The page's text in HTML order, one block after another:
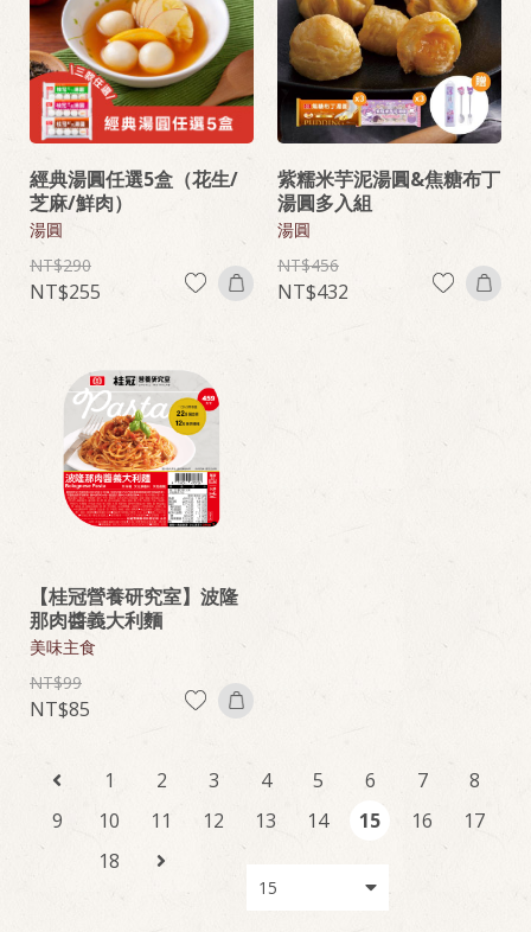
經典湯圓任選5盒（花生/
芝麻/鮮肉）
湯圓
290
255
紫糯米芋泥湯圓&焦糖布丁
湯圓多入組
湯圓
456
432
【桂冠營養研究室】波隆
那肉醬義大利麵
美味主食
99
85
1 2 3 4 5 6 7
8
9
10 11 12 13 14 15 16
17
18